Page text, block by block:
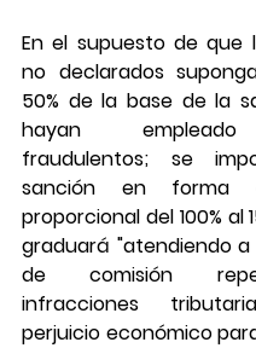
En el supuesto de que
no declarados
50% de la base de la
hayan
fraudulentos; se
sanción en forma
proporcional del 100% al
graduará "atendiendo a
de comisión
infracciones
perjuicio económico